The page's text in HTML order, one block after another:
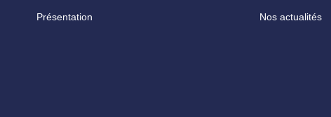
Présentation Nos actualités